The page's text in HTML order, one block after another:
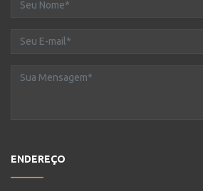
ENDEREÇO